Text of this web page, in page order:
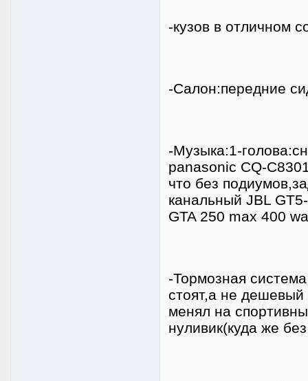
-кузов в отличном
-Салон:передние
-Музыка:1-
panasonic CQ-
что без
канальный JBL
GTA 250 max 400
-Тормозная
стоят,а не дешевый
менял на
нуливик(куда же